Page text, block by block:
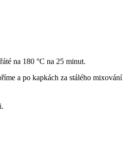
na 180 °C na 25 minut.
a po kapkách za stálého mixování